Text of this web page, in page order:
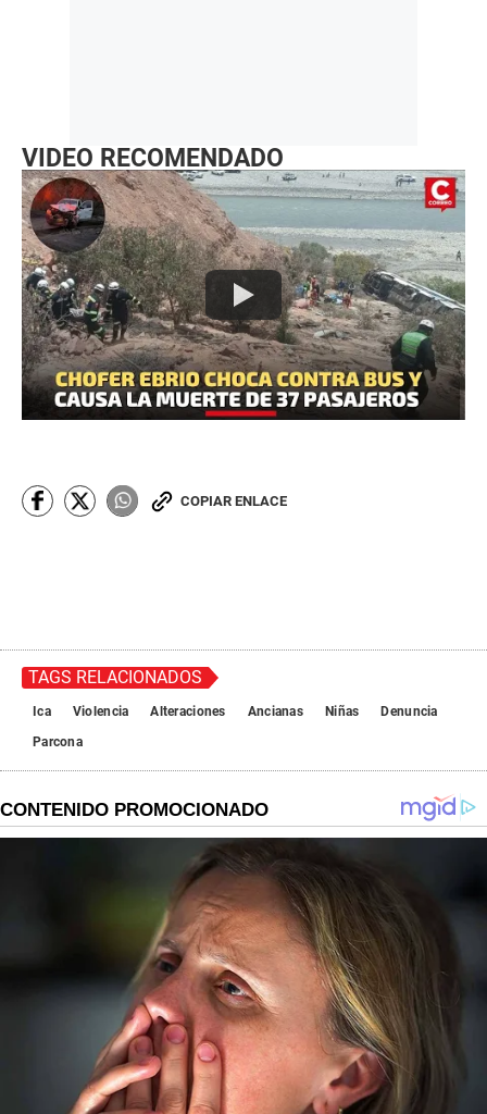
VIDEO RECOMENDADO
COPIAR ENLACE
TAGS RELACIONADOS
Ica Violencia Alteraciones Ancianas Niñas
Denuncia
Parcona